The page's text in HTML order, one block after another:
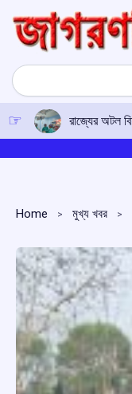
content
Search
রাজ্যের অটল
Home মুখ্য খবর